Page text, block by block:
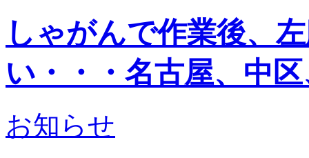
しゃがんで作業後、
い・・・名古屋、中
お知らせ